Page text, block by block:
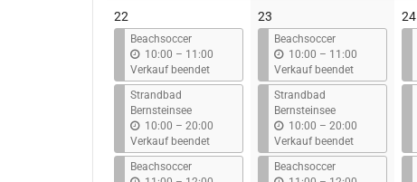
22
Beachsoccer
10:00 – b
i
s
11:00
Verkauf beendet
Strandbad
Bernsteinsee
10:00 – b
i
s
20:00
Verkauf beendet
Beachsoccer
23
Beachsoccer
10:00 – b
i
s
11:00
Verkauf beendet
Strandbad
Bernsteinsee
10:00 – b
i
s
20:00
Verkauf beendet
Beachsoccer
24